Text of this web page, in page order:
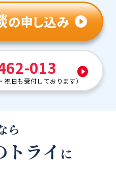
013
祝日も受付しております）
ら
トライ に